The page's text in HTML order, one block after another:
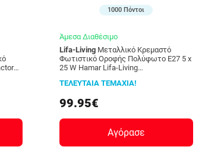
1000 Πόντοι
Άμεσα Διαθέσιμο
Lifa-LivingΜεταλλικό Κρεμαστό
Φωτιστικό Οροφής Πολύφωτο Ε27 5 x
25 W Hamar Lifa-Living
ΤΕΛΕΥΤΑΙΑ ΤΕΜΑΧΙΑ!
99.95€
Αγόρασε